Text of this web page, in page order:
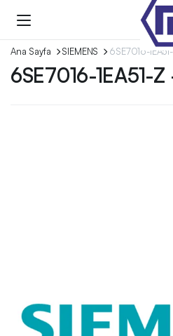
Ana Sayfa SIEMENS 6SE7016-
6SE7016-1EA51-